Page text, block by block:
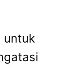
untuk